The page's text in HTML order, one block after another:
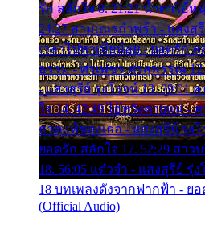
รัก สลักใจ 8. 21:21 น้ำตาไอ้
24:27 สามเณรกำพร้า - แสงสุ
เวลาไปหาเมียน้อย - ยอดรัก ส
ธรรม - ศรเพชร ศรสุพรรณ
- แสงสุรีย์ รุ่งโรจน์ 13. 39:01
ใจ 14. 42:49 ไอ้หวังตายแน่ -
ธาตุแท้ของเธอ - แสงสุรีย์ รุ่ง
ยอดรัก สลักใจ 17. 52:29 สา
18. 56:05 แต๋วจ๋า - แสงสุรีย์ รุ่
18 บทเพลงดังจากฟากฟ้า - ย
(Official Audio)